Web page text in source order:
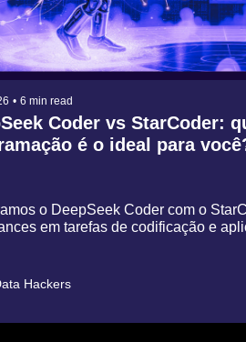
• 6 min read
Coder vs StarCoder:
é o ideal para
o DeepSeek Coder com o
em tarefas de codificação e
Hackers